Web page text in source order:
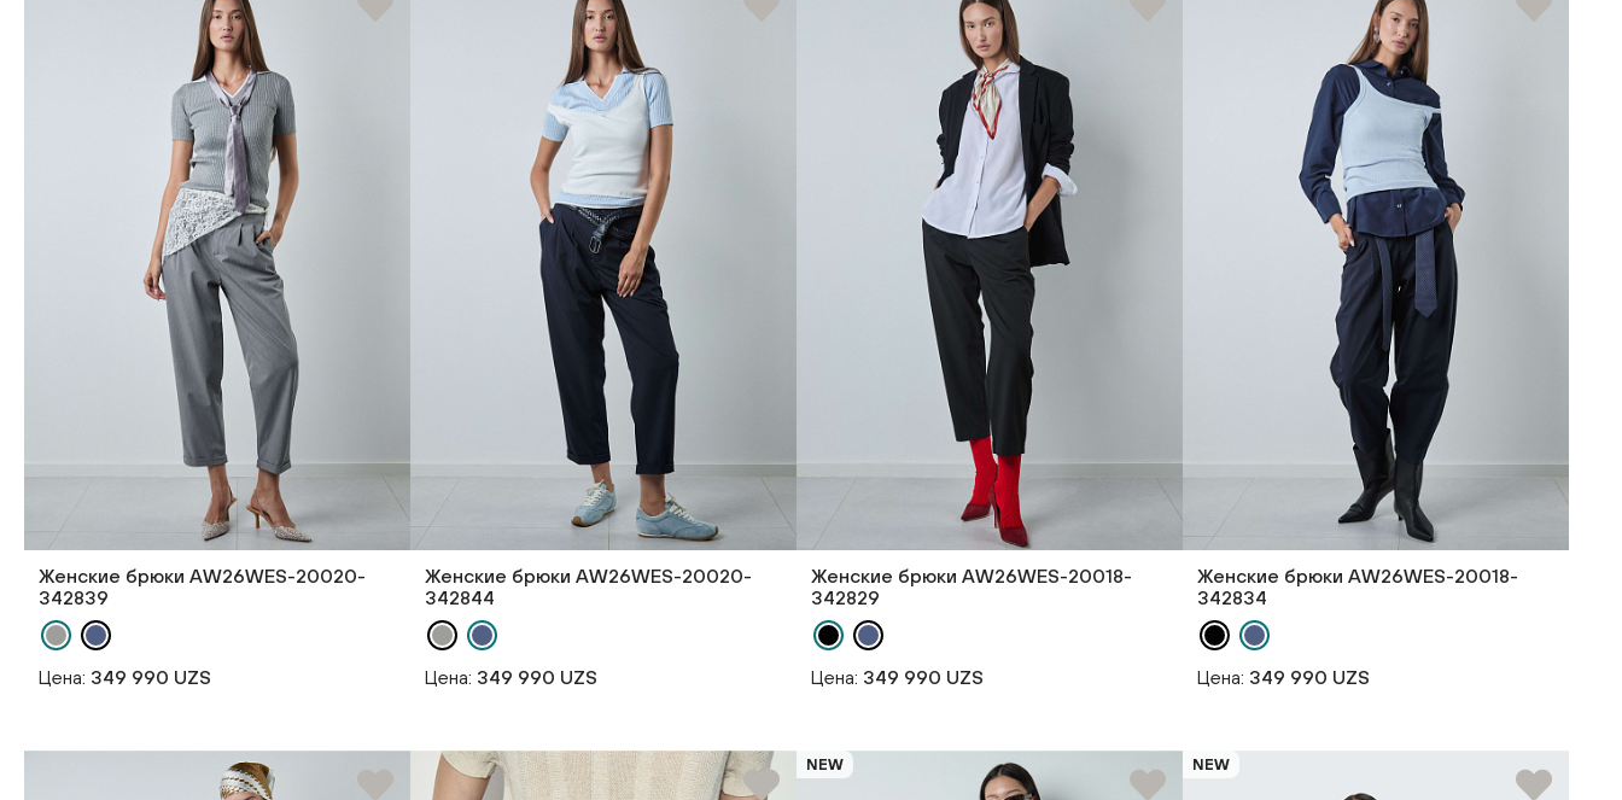
Женские брюки AW26WES-20020-
342839
Цена: 349 990 UZS
Женские брюки AW26WES-20020-
342844
Цена: 349 990 UZS
Женские брюки AW26WES-20018-
342829
Цена: 349 990 UZS
Женские брюки AW26WES-20018-
342834
Цена: 349 990 UZS
NEW NEW